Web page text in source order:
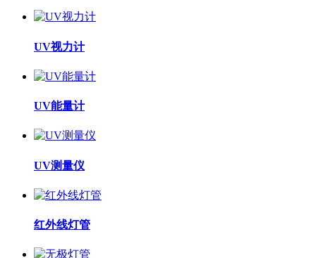
UV视力计
UV能量计
UV测量仪
红外线灯管